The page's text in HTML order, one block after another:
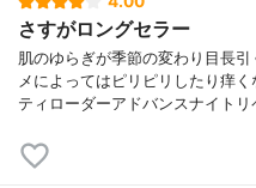
さすがロングセラー
肌のゆらぎが季節の変わり目長
メによってはピリピリしたり痒
ティローダーアドバンスナイト